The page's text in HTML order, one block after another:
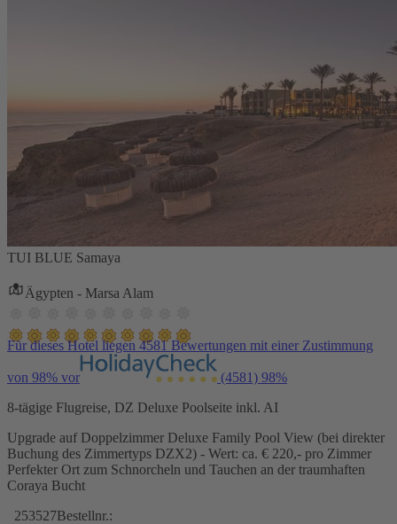
TUI BLUE Samaya
Ägypten - Marsa Alam
Für dieses Hotel liegen 4581 Bewertungen mit einer Zustimmung
von 98% vor (4581) 98%
8-tägige Flugreise, DZ Deluxe Poolseite inkl. AI
Upgrade auf Doppelzimmer Deluxe Family Pool View (bei direkter
Buchung des Zimmertyps DZX2) - Wert: ca. € 220,- pro Zimmer
Perfekter Ort zum Schnorcheln und Tauchen an der traumhaften
Coraya Bucht
253527Bestellnr.: